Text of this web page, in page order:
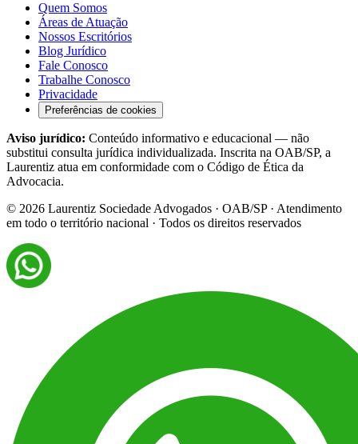
Quem Somos
Áreas de Atuação
Nossos Escritórios
Blog Jurídico
Fale Conosco
Trabalhe Conosco
Privacidade
Preferências de cookies
Aviso jurídico: Conteúdo informativo e educacional — não
substitui consulta jurídica individualizada. Inscrita na OAB/SP, a
Laurentiz atua em conformidade com o Código de Ética da
Advocacia.
© 2026 Laurentiz Sociedade Advogados · OAB/SP · Atendimento
em todo o território nacional · Todos os direitos reservados